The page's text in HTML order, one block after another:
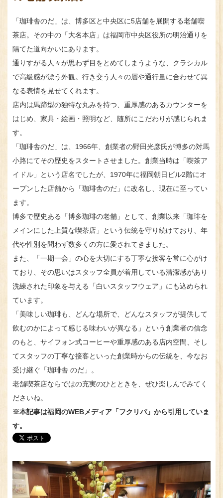
「珈琲舎のだ」は、博多区と中央区に5店舗を展開する老舗喫
茶店。その中の「大名本店」は福岡市中央区役所の明治通りを
隔てた道向かいにあります。
通りすがる人々が思わず目をとめてしまうような、クラシカル
で高級感が漂う外観。行き交う人々の層や通行量に合わせて異
なる表情を見せてくれます。
店内は馬蹄型の独特な丸みを持つ、重厚感のあるカウンターを
はじめ、家具・絵画・照明など、随所にこだわりが感じられま
す。
「珈琲舎のだ」は、1966年、創業者の野田光彦氏が博多の対馬
小路にてその歴史をスタートさせました。創業当時は「喫茶ア
イドル」という店名でしたが、1970年に福岡朝日ビル2階にオ
ープンした店舗から「珈琲舎のだ」に改名し、現在に至ってい
ます。
博多で歴史ある「博多珈琲の老舗」として、創業以来「珈琲を
メインにした上質な喫茶店」という伝統を守り続けており、年
代や性別を問わず数多くの方に愛されてきました。
また、「一期一会」の心を大切にする丁寧な接客を常に心がけ
ており、その思いはスタッフ全員が着用している清潔感があり
洗練された印象を与える「白いスタッフウェア」にも込められ
ています。
「美味しい珈琲も、どんな場所で、どんなスタッフが提供して
飲むのかによって感じる味わいが異なる」という創業者の信念
のもと、サイフォン式コーヒーや重厚感のある店内空間、そし
てスタッフの丁寧な接客といった創業時からの伝統を、今なお
受け継ぐ「珈琲舎 のだ」。
老舗喫茶店ならではの充実のひとときを、ぜひ楽しんでみてく
ださいね。
※本記事は福岡のWEBメディア「フクリパ」から引用していま
す。